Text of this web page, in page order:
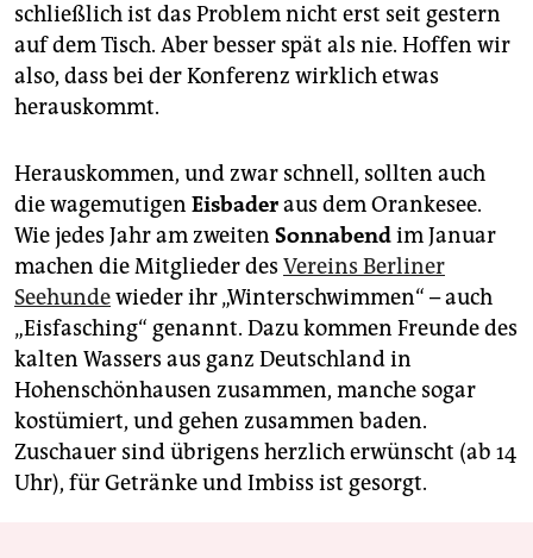
schließlich ist das Problem nicht erst seit gestern
auf dem Tisch. Aber besser spät als nie. Hoffen wir
also, dass bei der Konferenz wirklich etwas
herauskommt.
Herauskommen, und zwar schnell, sollten auch
die wagemutigen Eisbaderaus dem Orankesee.
Wie jedes Jahr am zweiten Sonnabendim Januar
machen die Mitglieder des Vereins Berliner
Seehundewieder ihr „Winterschwimmen“ – auch
„Eisfasching“ genannt. Dazu kommen Freunde des
kalten Wassers aus ganz Deutschland in
Hohenschönhausen zusammen, manche sogar
kostümiert, und gehen zusammen baden.
Zuschauer sind übrigens herzlich erwünscht (ab 14
Uhr), für Getränke und Imbiss ist gesorgt.